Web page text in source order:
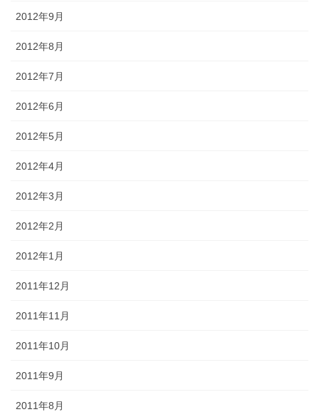
2012年9月
2012年8月
2012年7月
2012年6月
2012年5月
2012年4月
2012年3月
2012年2月
2012年1月
2011年12月
2011年11月
2011年10月
2011年9月
2011年8月